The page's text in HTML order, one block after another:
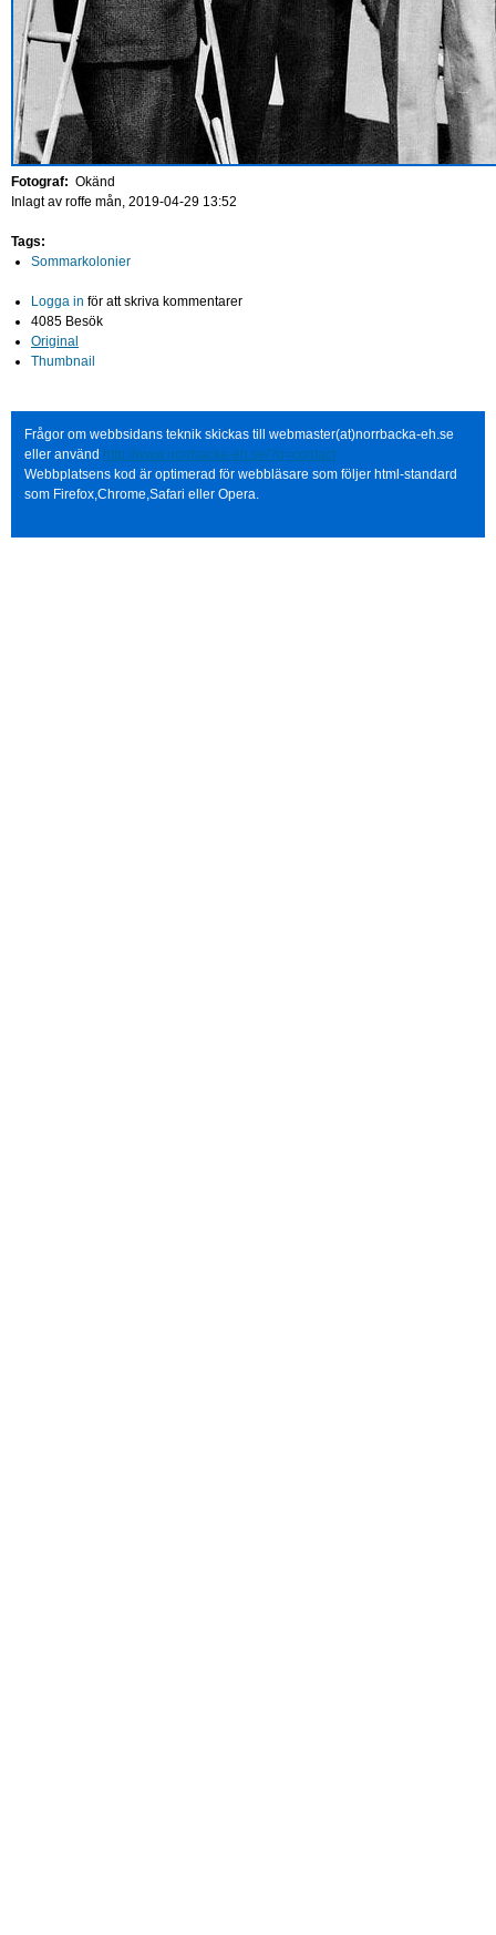
Fotograf: Okänd
Inlagt av roffe mån, 2019-04-29 13:52
Tags:
Sommarkolonier
Logga in för att skriva kommentarer
4085 Besök
Original
Thumbnail
Frågor om webbsidans teknik skickas till webmaster(at)norrbacka-eh.se
eller använd http://www.norrbacka-eh.se/?q=contact
Webbplatsens kod är optimerad för webbläsare som följer html-standard
som Firefox,Chrome,Safari eller Opera.